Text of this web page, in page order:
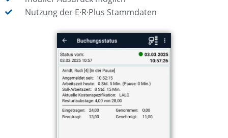
Nutzung der E·R·Plus Stammdaten